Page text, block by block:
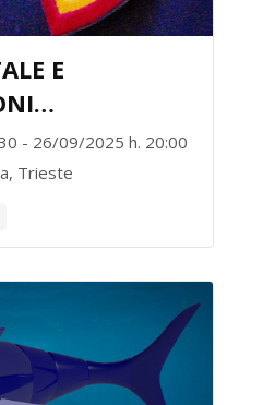
E
- 26/09/2025 h. 20:00
Trieste